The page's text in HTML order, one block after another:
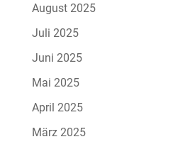
August 2025
Juli 2025
Juni 2025
Mai 2025
April 2025
März 2025